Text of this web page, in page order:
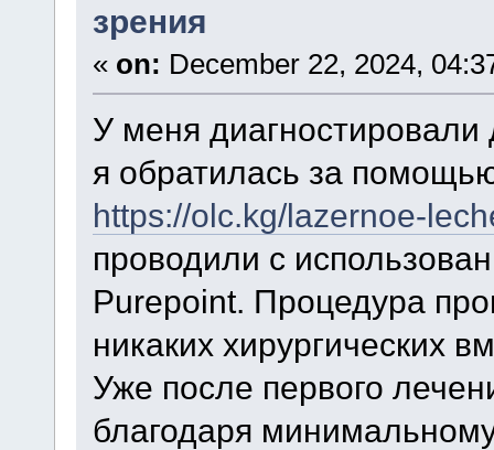
зрения
« on: December 22, 2024,
У меня
я обратилась за
https://olc.kg/lazernoe-
проводили с
Purepoint. Процедура
никаких хирургических
Уже после первого
благодаря